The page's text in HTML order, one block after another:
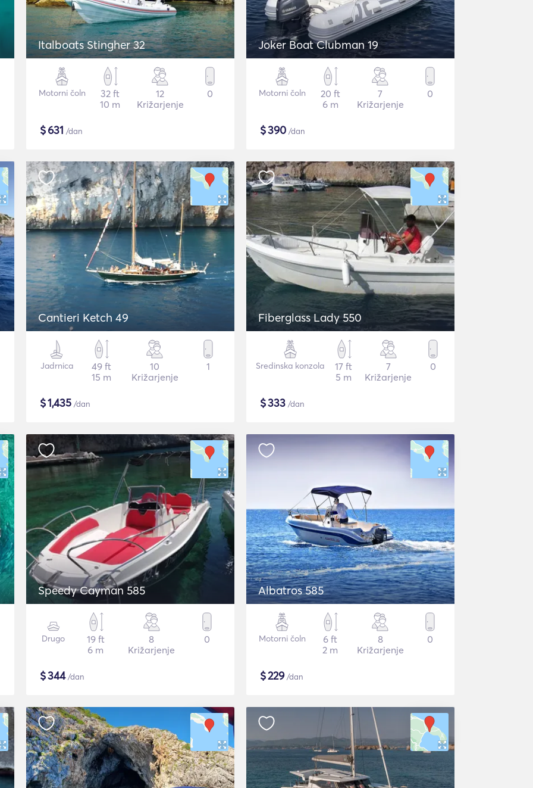
Italboats Stingher 32
Motorni čoln
32 ft
10 m
12
Križarjenje
0
$631 /dan
Joker Boat Clubman 19
Motorni čoln
20 ft
6 m
7
Križarjenje
0
$390 /dan
Cantieri Ketch 49
Jadrnica
49 ft
15 m
10
Križarjenje
1
$1,435 /dan
Fiberglass Lady 550
Sredinska konzola
17 ft
5 m
7
Križarjenje
0
$333 /dan
Speedy Cayman 585
Drugo
19 ft
6 m
8
Križarjenje
0
$344/dan
Albatros 585
Motorni čoln
6 ft
2 m
8
Križarjenje
0
$229/dan